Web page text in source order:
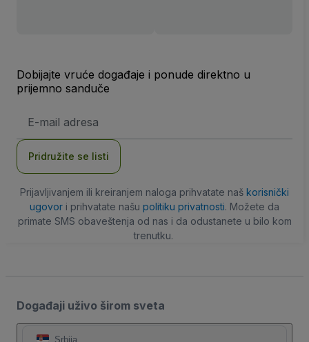
Dobijajte vruće događaje i ponude direktno u
prijemno sanduče
mail
Pridružite se listi
Prijavljivanjem ili kreiranjem naloga prihvatate naš korisnički
ugovor i prihvatate našu politiku privatnosti. Možete da
primate SMS obaveštenja od nas i da odustanete u bilo kom
trenutku.
Događaji uživo širom sveta
Srbija